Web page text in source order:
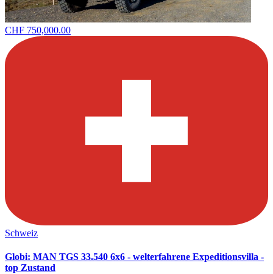
CHF 750,000.00
Schweiz
Globi: MAN TGS 33.540 6x6 - welterfahrene Expeditionsvilla -
top Zustand